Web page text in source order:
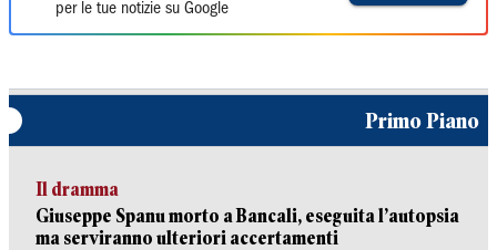
per le tue notizie su Google
Primo Piano
Il dramma
Giuseppe Spanu morto a Bancali, eseguita l’autopsia
ma serviranno ulteriori accertamenti